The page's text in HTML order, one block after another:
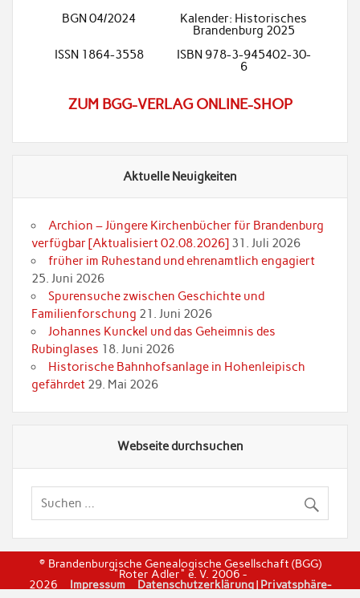
BGN 04/2024
Kalender: Historisches
Brandenburg 2025
ISSN 1864-3558
ISBN 978-3-945402-30-
6
ZUM BGG-VERLAG ONLINE-SHOP
Aktuelle Neuigkeiten
Archion – Jüngere Kirchenbücher für Brandenburg
verfügbar [Aktualisiert 02.08.2026] 31. Juli 2026
früher im Ruhestand und ehrenamtlich engagiert
25. Juni 2026
Spurensuche zwischen Geschichte und
Familienforschung 21. Juni 2026
Johannes Kunckel und das Geheimnis des
Rubinglases 18. Juni 2026
Historische Bahnhofsanlage in Hohenleipisch
gefährdet 29. Mai 2026
Webseite durchsuchen
© Brandenburgische Genealogische Gesellschaft (BGG)
"Roter Adler" e. V. 2006 -
2026 Impressum Datenschutzerklärung| Privatsphäre-